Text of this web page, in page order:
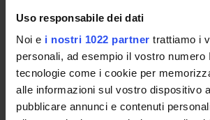
Uso responsabile dei dati
Noi e i nostri 1022 partner trattiamo i
personali, ad esempio il vostro numero
tecnologie come i cookie per
alle informazioni sul vostro dispositivo
pubblicare annunci e contenuti
Giorgio Mion
Sara Moggi
Componente
Enrico Moretto
Membro